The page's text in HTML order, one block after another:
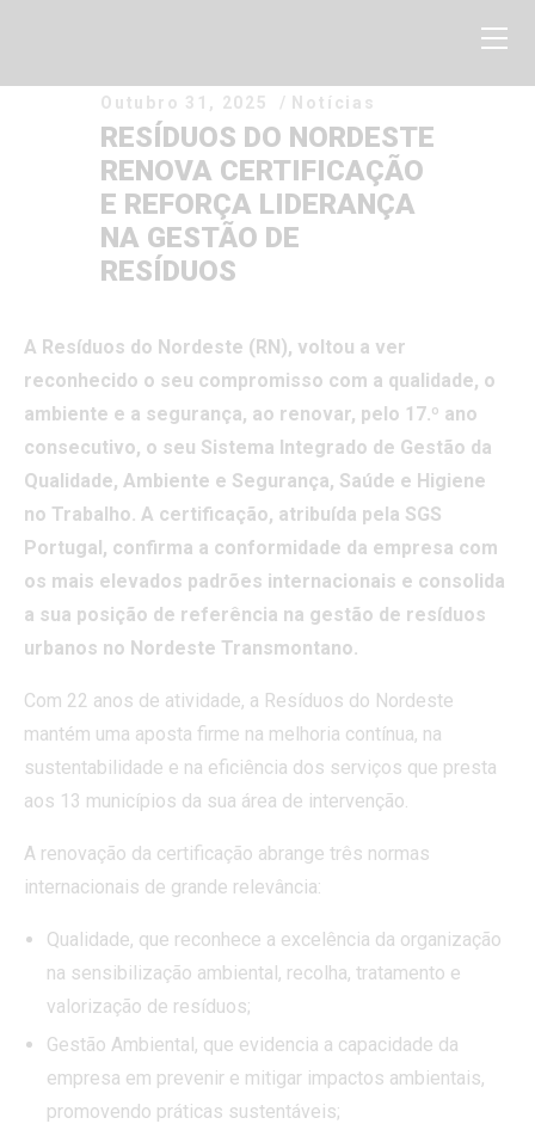
Home
Sobre nós
Serviços
Sensibilização ambiental
Média
Biblioteca
Contactos
Outubro 31, 2025 Notícias
RESÍDUOS DO NORDESTE
RENOVA CERTIFICAÇÃO
E REFORÇA LIDERANÇA
NA GESTÃO DE
RESÍDUOS
A Resíduos do Nordeste (RN), voltou a ver
reconhecido o seu compromisso com a qualidade, o
ambiente e a segurança, ao renovar, pelo 17.º ano
consecutivo, o seu Sistema Integrado de Gestão da
Qualidade, Ambiente e Segurança, Saúde e Higiene
no Trabalho. A certificação, atribuída pela SGS
Portugal, confirma a conformidade da empresa com
os mais elevados padrões internacionais e consolida
a sua posição de referência na gestão de resíduos
urbanos no Nordeste Transmontano.
Com 22 anos de atividade, a Resíduos do Nordeste
mantém uma aposta firme na melhoria contínua, na
sustentabilidade e na eficiência dos serviços que presta
aos 13 municípios da sua área de intervenção.
A renovação da certificação abrange três normas
internacionais de grande relevância:
Qualidade, que reconhece a excelência da organização
na sensibilização ambiental, recolha, tratamento e
valorização de resíduos;
Gestão Ambiental, que evidencia a capacidade da
empresa em prevenir e mitigar impactos ambientais,
promovendo práticas sustentáveis;